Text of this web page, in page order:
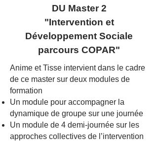
DU Master 2
"Intervention et
Développement Sociale
parcours COPAR"
Anime et Tisse intervient dans le cadre
de ce master sur deux modules de
formation
Un module pour accompagner la
dynamique de groupe sur une journée
Un module de 4 demi-journée sur les
approches collectives de l’intervention